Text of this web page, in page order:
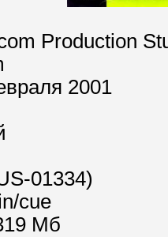
Production
2001
01334)
cue
Мб